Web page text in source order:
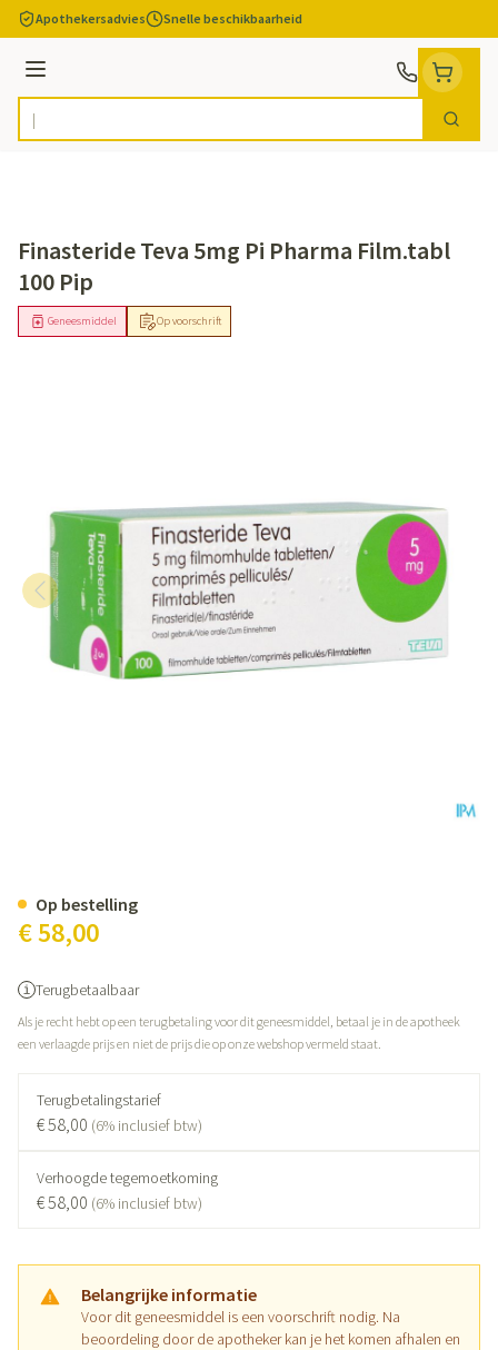
Ga naar de inhoud
Apothekersadvies Snelle beschikbaarheid
Menu
Product, merk, categorie... Zoek
Finasteride Teva 5mg Pi Pharma Film.tabl
100 Pip
Op voorschrift
Geneesmiddel
€ 58,00
Terugbetaalbaar
Als je recht hebt op een terugbetaling voor dit geneesmiddel, betaal je in de apotheek
een verlaagde prijs en niet de prijs die op onze webshop vermeld staat.
Terugbetalingstarief
€ 58,00 (6% inclusief btw)
Verhoogde tegemoetkoming
€ 58,00 (6% inclusief btw)
Belangrijke informatie
Voor dit geneesmiddel is een voorschrift nodig. Na
beoordeling door de apotheker kan je het komen afhalen en
Op bestelling